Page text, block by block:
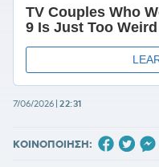
7/06/2026 22:31
ΚΟΙΝΟΠΟΙΗΣΗ: